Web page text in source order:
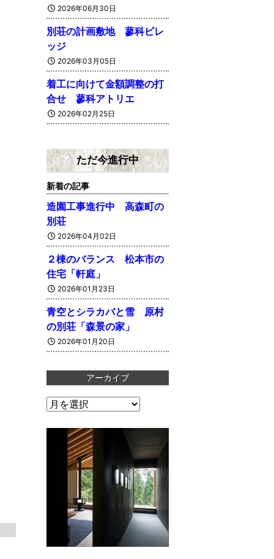
2026年06月30日
別荘の計画敷地 蓼科ビレ
ッジ
2026年03月05日
着工に向けて金額調整の打
合せ 蓼科アトリエ
2026年02月25日
ただ今進行中
新着の記事
造園工事進行中 高森町の
別荘
2026年04月02日
２棟のバランス 松本市の
住宅「軒庭」
2026年01月23日
青空とシラカバと雪 原村
の別荘「森景の家」
2026年01月20日
アーカイブ
ア
ー